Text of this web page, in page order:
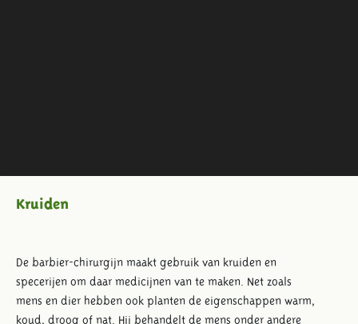
Kruiden
De barbier-chirurgijn maakt gebruik van kruiden en
specerijen om daar medicijnen van te maken. Net zoals
mens en dier hebben ook planten de eigenschappen warm,
koud, droog of nat. Hij behandelt de mens onder andere